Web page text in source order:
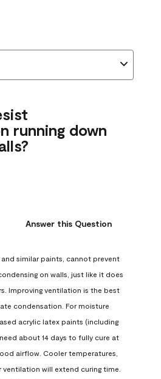
running down
Answer this Question
similar paints, cannot prevent
on walls, just like it does
Improving ventilation is the best
condensation. For moisture
acrylic latex paints (including
about 14 days to fully cure at
airflow. Cooler temperatures,
will extend curing time.